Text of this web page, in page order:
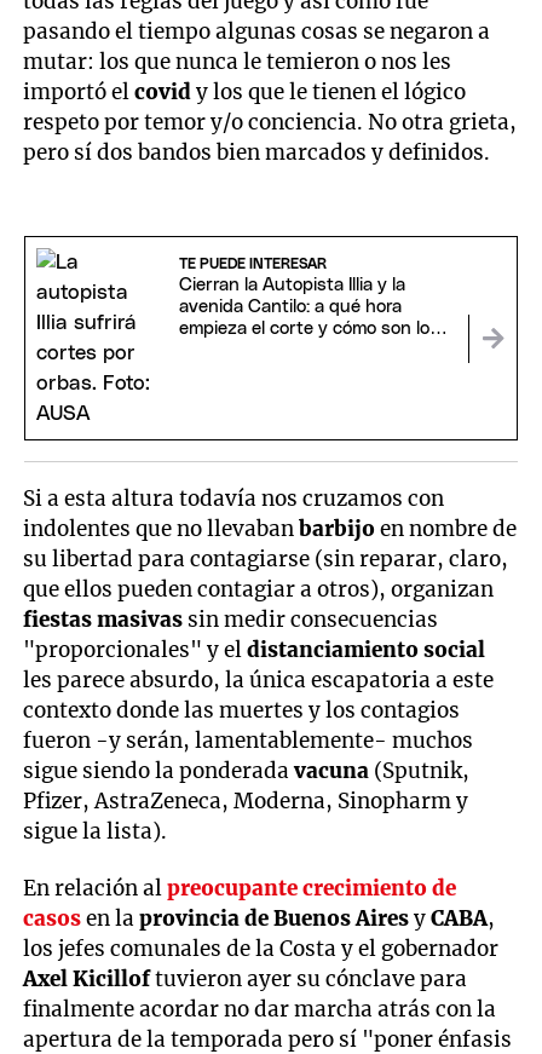
pasando el tiempo algunas cosas se negaron a
mutar: los que nunca le temieron o nos les
importó elcovidy los que le tienen el lógico
respeto por temor y/o conciencia. No otra grieta,
pero sí dos bandos bien marcados y definidos.
TE PUEDE INTERESAR
Cierran la Autopista Illia y la
avenida Cantilo: a qué hora
empieza el corte y cómo son los
Si a esta altura todavía nos cruzamos con
indolentes que no llevabanbarbijoen nombre de
su libertad para contagiarse (sin reparar, claro,
que ellos pueden contagiar a otros), organizan
fiestas masivas sin medir consecuencias
"proporcionales" y eldistanciamiento social
les parece absurdo, la única escapatoria a este
contexto donde las muertes y los contagios
fueron -y serán, lamentablemente- muchos
sigue siendo la ponderadavacuna (Sputnik,
Pfizer, AstraZeneca, Moderna, Sinopharm y
sigue la lista).
En relación alpreocupante crecimiento de
casosen laprovincia de Buenos AiresyCABA,
los jefes comunales de la Costa y el gobernador
Axel Kicilloftuvieron ayer su cónclave para
finalmente acordar no dar marcha atrás con la
apertura de la temporada pero sí "poner énfasis